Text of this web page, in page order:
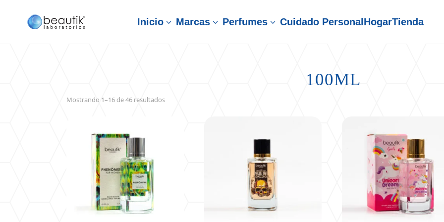
Inicio3 Marcas3 Perfumes3 Cuidado PersonalHogarTienda
100ML
Mostrando 1–16 de 46 resultadosSorted